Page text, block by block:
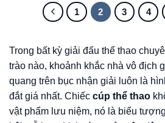
1 2 3 4
Trong bất kỳ giải đấu thể thao
trào nào, khoảnh khắc nhà vô địch
quang trên bục nhận giải luôn là
đắt giá nhất. Chiếc cúp thể thao
vật phẩm lưu niệm, nó là biểu